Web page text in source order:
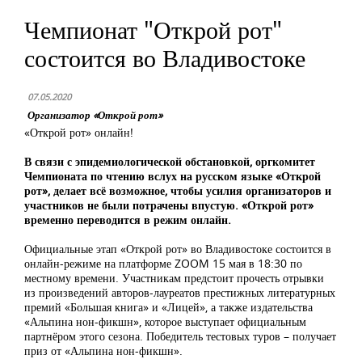
Чемпионат "Открой рот"
состоится во Владивостоке
07.05.2020
Организатор «Открой рот»
«Открой рот» онлайн!
В связи с эпидемиологической обстановкой, оргкомитет
Чемпионата по чтению вслух на русском языке «Открой
рот», делает всё возможное, чтобы усилия организаторов и
участников не были потрачены впустую. «Открой рот»
временно переводится в режим онлайн.
Официальные этап «Открой рот» во Владивостоке состоится в
онлайн-режиме на платформе ZOOM 15 мая в 18:30 по
местному времени. Участникам предстоит прочесть отрывки
из произведений авторов-лауреатов престижных литературных
премий «Большая книга» и «Лицей», а также издательства
«Альпина нон-фикшн», которое выступает официальным
партнёром этого сезона. Победитель тестовых туров – получает
приз от «Альпина нон-фикшн».